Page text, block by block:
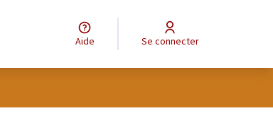
Aide Se connecter